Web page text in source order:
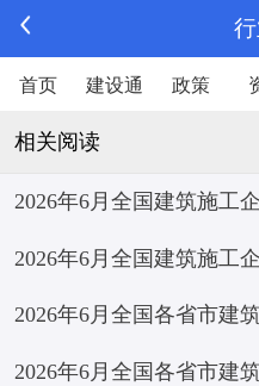
首页 建设通 政策
相关阅读
2026年6月全国建筑施工
2026年6月全国建筑施工
2026年6月全国各省市建
2026年6月全国各省市建